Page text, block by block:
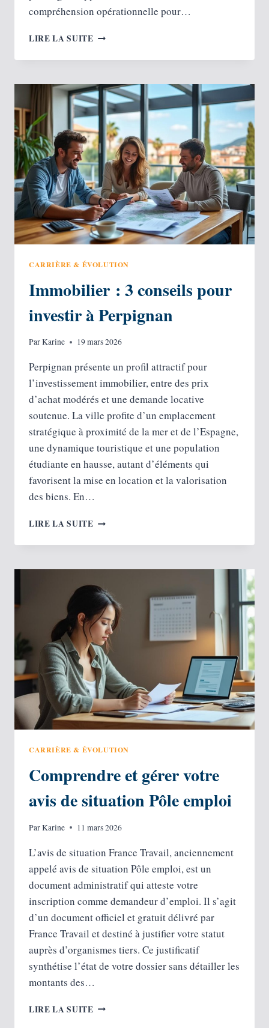
compréhension opérationnelle pour…
LIRE LA SUITE GUADELOUPE :
SECTEURS
ONT
DE
L’AVENIR
CARRIÈRE & ÉVOLUTION
Immobilier : 3 conseils pour
investir à Perpignan
ParKarine 19 mars 2026
Perpignan présente un profil attractif pour
l’investissement immobilier, entre des prix
d’achat modérés et une demande locative
soutenue. La ville profite d’un emplacement
stratégique à proximité de la mer et de l’Espagne,
une dynamique touristique et une population
étudiante en hausse, autant d’éléments qui
favorisent la mise en location et la valorisation
des biens. En…
LIRE LA SUITE IMMOBILIER :
CONSEILS
INVESTIR
À
PERPIGNAN
CARRIÈRE & ÉVOLUTION
Comprendre et gérer votre
avis de situation Pôle emploi
ParKarine 11 mars 2026
L’avis de situation France Travail, anciennement
appelé avis de situation Pôle emploi, est un
document administratif qui atteste votre
inscription comme demandeur d’emploi. Il s’agit
d’un document officiel et gratuit délivré par
France Travail et destiné à justifier votre statut
auprès d’organismes tiers. Ce justificatif
synthétise l’état de votre dossier sans détailler les
montants des…
LIRE LA SUITE COMPRENDRE